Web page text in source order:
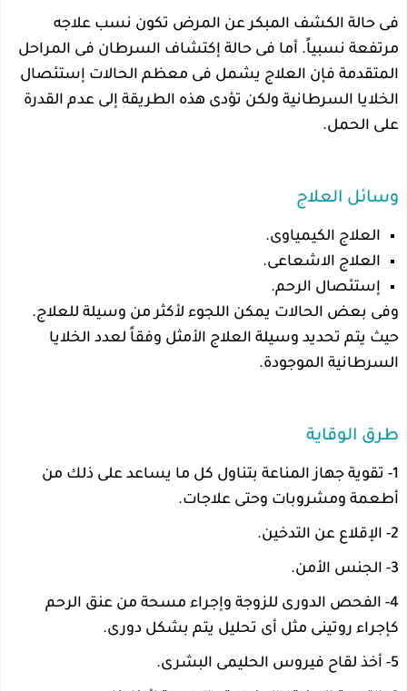
فى حالة الكشف المبكر عن المرض تكون نسب علاجه
مرتفعة نسبياً. أما فى حالة إكتشاف السرطان فى المراحل
المتقدمة فإن العلاج يشمل فى معظم الحالات إستئصال
الخلايا السرطانية ولكن تؤدى هذه الطريقة إلى عدم القدرة
على الحمل.
وسائل العلاج
العلاج الكيمياوى.
العلاج الاشعاعى.
إستئصال الرحم.
وفى بعض الحالات يمكن اللجوء لأكثر من وسيلة للعلاج.
حيث يتم تحديد وسيلة العلاج الأمثل وفقاً لعدد الخلايا
السرطانية الموجودة.
طرق الوقاية
1- تقوية جهاز المناعة بتناول كل ما يساعد على ذلك من
أطعمة ومشروبات وحتى علاجات.
2- الإقلاع عن التدخين.
3- الجنس الأمن.
4- الفحص الدورى للزوجة وإجراء مسحة من عنق الرحم
كإجراء روتينى مثل أى تحليل يتم بشكل دورى.
5- أخذ لقاح فيروس الحليمى البشرى.